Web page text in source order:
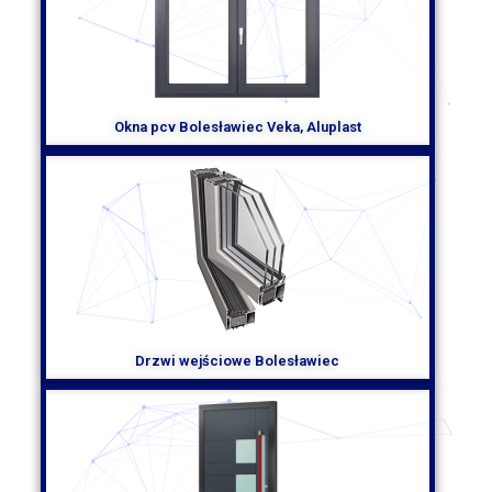
harmonii zewnętrznej elewacji budynku. Oferujemy szeroki
wybór kształtów, wzorów i kolorów profili, aby dopasować
okna do indywidualnych preferencji i stylu
architektonicznego danego domu. Niezależnie od tego, czy
preferujesz klasyczną elegancję, nowoczesny minimalizm
czy odważne rozwiązania, nasze okna będą stanowić piękny
element wnętrza i podkreślą jego stylistykę.
Ważną kwestią, na którą zwracamy uwagę podczas montażu
okien, jest ich bezpieczeństwo. Nasze okna są wyposażone
w wielopunktowe zamki oraz specjalne okucia
antywłamaniowe, które zabezpieczają dom przed
niepożądanymi gośćmi. Jakość materiałów, z których
wykonane są nasze okna, gwarantuje długotrwałość i
odporność na uszkodzenia.
solidny. Nasi specjaliści dokładają wszelkich starań, aby
prace były wykonane w terminie i zgodnie z oczekiwaniami
klienta. Dodatkowo, oferujemy również usługę pomiaru okien
oraz profesjonalne doradztwo, dzięki czemu możemy
dopasować naszą ofertę do indywidualnych potrzeb i
Okna pcv Bolesławiec Veka, Aluplast
Drzwi wejściowe Bolesławiec